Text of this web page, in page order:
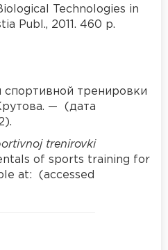
Technologies in
Publ., 2011. 460 p.
тренировки
— (дата
trenirovki
of sports training for
at: (accessed